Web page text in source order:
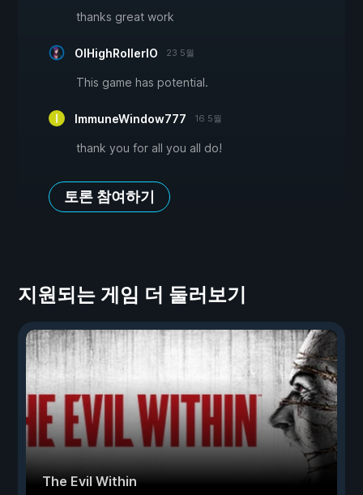
thanks great work
OIHighRollerIO 23 5월
This game has potential.
ImmuneWindow777 16 5월
thank you for all you all do!
토론 참여하기
지원되는 게임 더 둘러보기
The Evil Within